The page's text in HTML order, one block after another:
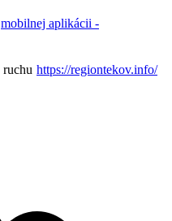
mobilnej aplikácii -
https://regiontekov.info/